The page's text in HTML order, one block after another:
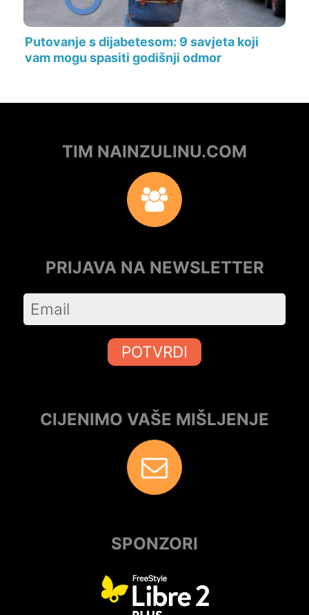
Putovanje s dijabetesom: 9 savjeta koji
vam mogu spasiti godišnji odmor
TIM NAINZULINU.COM
PRIJAVA NA NEWSLETTER
POTVRDI
CIJENIMO VAŠE MIŠLJENJE
SPONZORI